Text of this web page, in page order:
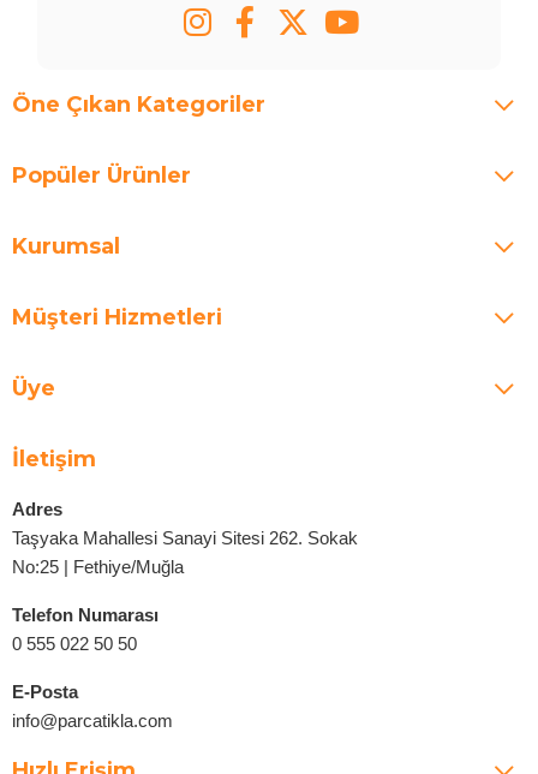
Öne Çıkan Kategoriler
Popüler Ürünler
Kurumsal
Müşteri Hizmetleri
Üye
İletişim
Adres
Taşyaka Mahallesi Sanayi Sitesi 262. Sokak
No:25 | Fethiye/Muğla
Telefon Numarası
0 555 022 50 50
E-Posta
info@parcatikla.com